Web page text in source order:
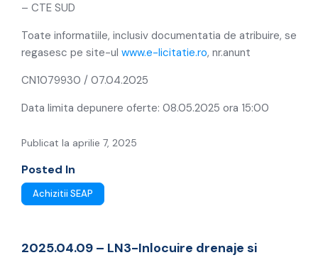
– CTE SUD
Toate informatiile, inclusiv documentatia de atribuire, se
regasesc pe site-ul www.e-licitatie.ro, nr.anunt
CN1079930 / 07.04.2025
Data limita depunere oferte: 08.05.2025 ora 15:00
Publicat la aprilie 7, 2025
Posted In
Achizitii SEAP
2025.04.09 – LN3-Inlocuire drenaje si